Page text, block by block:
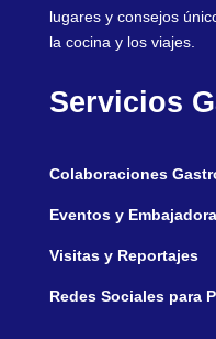
lugares y consejos
la cocina y los viajes.
Servicios
Colaboraciones
Eventos y
Visitas y Reportajes
Redes Sociales para